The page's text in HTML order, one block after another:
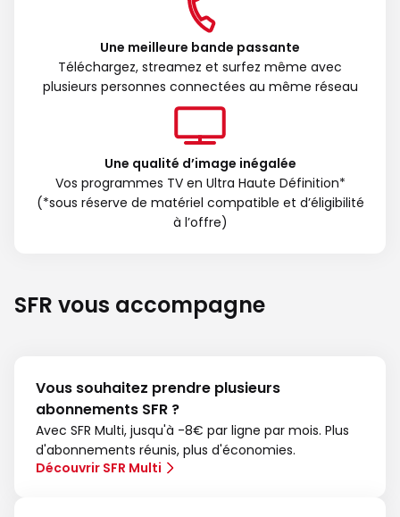
Une meilleure bande passante
Téléchargez, streamez et surfez même avec
plusieurs personnes connectées au même réseau
Une qualité d’image inégalée
Vos programmes TV en Ultra Haute Définition*
(*sous réserve de matériel compatible et d’éligibilité
à l’offre)
SFR vous accompagne
Vous souhaitez prendre plusieurs
abonnements SFR ?
Avec SFR Multi, jusqu'à -8€ par ligne par mois. Plus
d'abonnements réunis, plus d'économies.
Découvrir SFR Multi